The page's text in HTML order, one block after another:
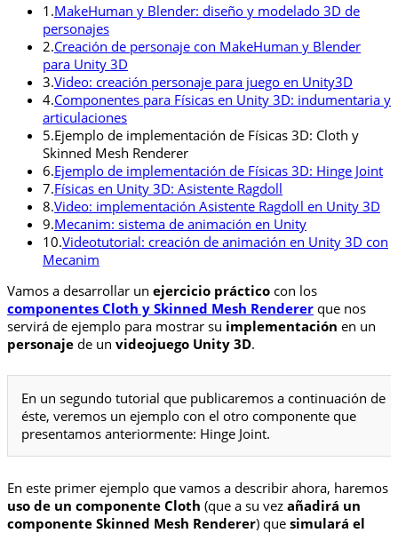
1.MakeHuman y Blender: diseño y modelado 3D de
personajes
2.Creación de personaje con MakeHuman y Blender
para Unity 3D
3.Video: creación personaje para juego en Unity3D
4.Componentes para Físicas en Unity 3D: indumentaria y
articulaciones
5.Ejemplo de implementación de Físicas 3D: Cloth y
Skinned Mesh Renderer
6.Ejemplo de implementación de Físicas 3D: Hinge Joint
7.Físicas en Unity 3D: Asistente Ragdoll
8.Video: implementación Asistente Ragdoll en Unity 3D
9.Mecanim: sistema de animación en Unity
10.Videotutorial: creación de animación en Unity 3D con
Mecanim
Vamos a desarrollar un ejercicio práctico con los
componentes Cloth y Skinned Mesh Renderer que nos
servirá de ejemplo para mostrar su implementación en un
personaje de un videojuego Unity 3D.
En un segundo tutorial que publicaremos a continuación de
éste, veremos un ejemplo con el otro componente que
presentamos anteriormente: Hinge Joint.
En este primer ejemplo que vamos a describir ahora, haremos
uso de un componente Cloth (que a su vez añadirá un
componente Skinned Mesh Renderer) que simulará el